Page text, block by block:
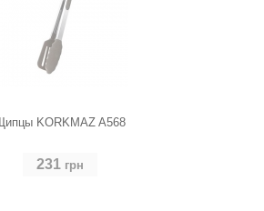
Щипцы KORKMAZ A568
231 грн